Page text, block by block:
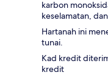
karbon
keselamatan,
Hartanah ini
tunai.
Kad kredit
kredit